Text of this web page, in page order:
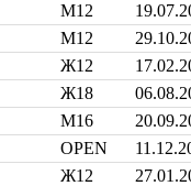
М12
М12
Ж12
Ж18
М16
OPEN
Ж12